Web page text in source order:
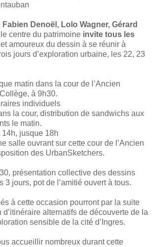
Fabien Denoël, Lolo Wagner, Gérard
le centre du patrimoine invite tous les
et amoureux du dessin à se réunir à
jours d’exploration urbaine, les 22, 23
matin dans la cour de l’Ancien
à 9h30.
individuels
la cour, distribution de sandwichs aux
le matin.
jusque 18h
salle ouvrant sur cette cour de l’Ancien
des UrbanSketchers.
présentation collective des dessins
3 jours, pot de l’amitié ouvert à tous.
à cette occasion pourront par la suite
alternatifs de découverte de la
sensible de la cité d’Ingres.
accueillir nombreux durant cette